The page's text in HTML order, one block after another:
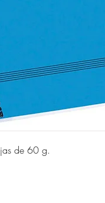
de 60 g.